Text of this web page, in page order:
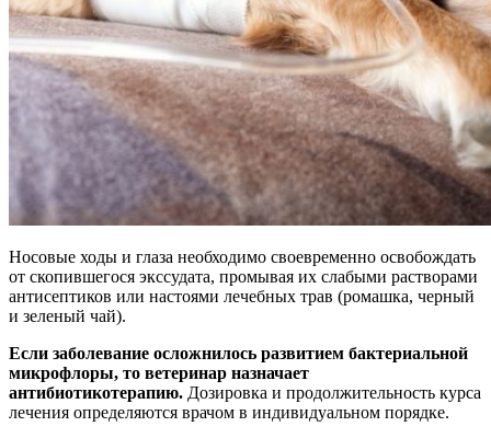
Носовые ходы и глаза необходимо своевременно освобождать
от скопившегося экссудата, промывая их слабыми растворами
антисептиков или настоями лечебных трав (ромашка, черный
и зеленый чай).
Если заболевание осложнилось развитием бактериальной
микрофлоры, то ветеринар назначает
антибиотикотерапию. Дозировка и продолжительность курса
лечения определяются врачом в индивидуальном порядке.